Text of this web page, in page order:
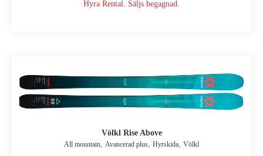
Hyra Rental. Säljs begagnad.
Völkl Rise Above
All mountain, Avancerad plus, Hyrskida, Völkl